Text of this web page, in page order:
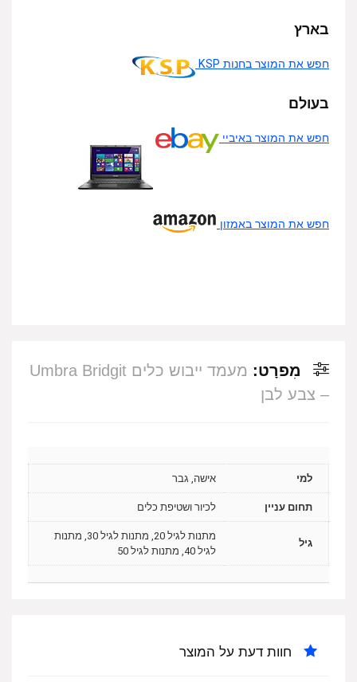
בארץ
חפש את המוצר בחנות KSP
בעולם
חפש את המוצר באיביי
חפש את המוצר באמזון
מִפרָט:
מעמד ייבוש כלים Umbra Bridgit
– צבע לבן
למי אישה, גבר
תחום עניין לכיור ושטיפת כלים
גיל
מתנות לגיל 20, מתנות לגיל 30, מתנות
לגיל 40, מתנות לגיל 50
חוות דעת על המוצר